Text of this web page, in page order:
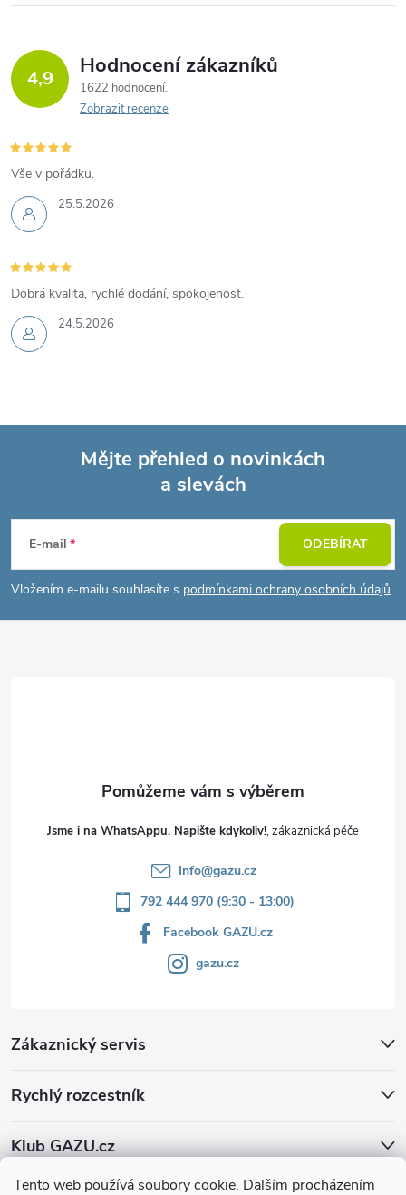
Tento web používá soubory cookie. Dalším procházením
4,9 Hodnocení zákazníků
1622 hodnocení
Zobrazit recenze
25.5.2026
Vše v pořádku.
24.5.2026
Dobrá kvalita, rychlé dodání, spokojenost.
p
a
Mějte přehled o novinkách
a slevách
E-mail
Vložením e-mailu souhlasíte s podmínkami ochrany osobních údajů
ODEBÍRAT
Jsme i na WhatsAppu. Napište kdykoliv!
Info@gazu.cz
792 444 970 (9:30 - 13:00)
Facebook GAZU.cz
gazu.cz
Zákaznický servis
Rychlý rozcestník
Klub GAZU.cz